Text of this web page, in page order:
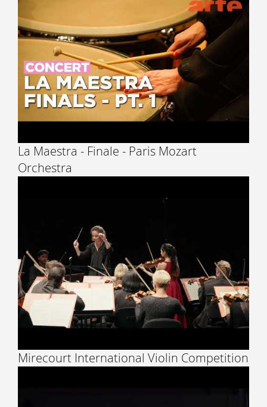
La Maestra - Finale - Paris Mozart
Orchestra
Mirecourt International Violin Competition